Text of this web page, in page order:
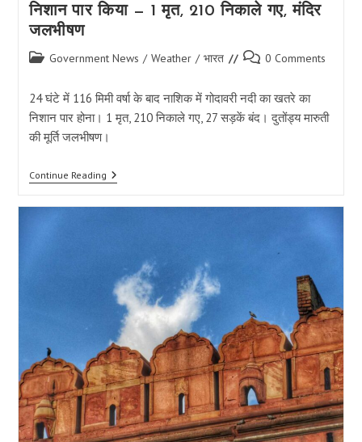
निशान पार किया — 1 मृत, 210 निकाले गए, मंदिर
जलभीषण
Post Government News / Weather / भारत
Post 0 Comments
24 घंटे में 116 मिमी वर्षा के बाद नाशिक में गोदावरी नदी का खतरे का
निशान पार होना। 1 मृत, 210 निकाले गए, 27 सड़कें बंद। दुतोंड्य मारुती
की मूर्ति जलभीषण।
Continue Readingनाशिक
बाढ़:
खतरे
का
निशान
किया
—
1
मृत,
210
निकाले
गए,
मंदिर
जलभीषण